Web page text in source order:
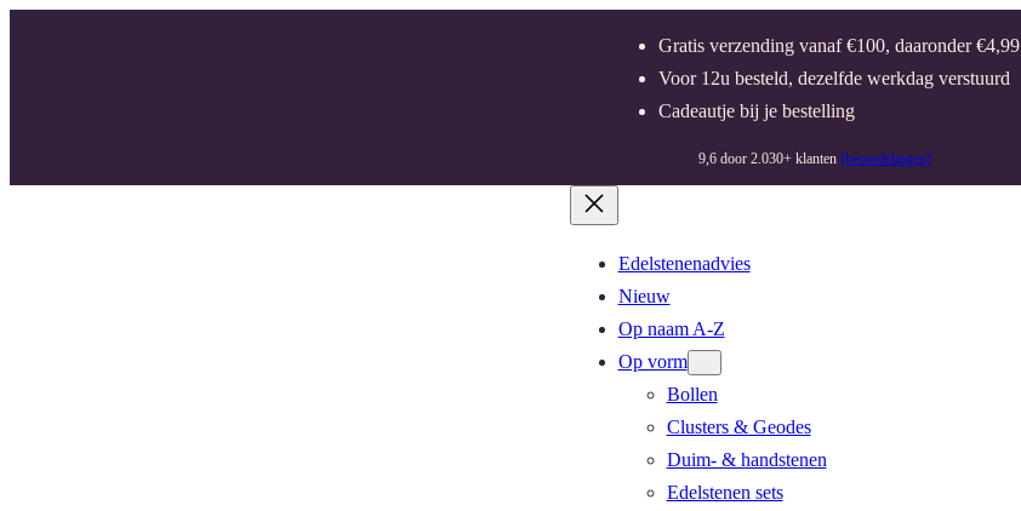
Gratis verzending vanaf €100, daaronder €4,99
Voor 12u besteld, dezelfde werkdag verstuurd
Cadeautje bij je bestelling
9,6 door 2.030+ klanten (beoordelingen)
Edelstenenadvies
Nieuw
Op naam A-Z
Op vorm
Bollen
Clusters & Geodes
Duim- & handstenen
Edelstenen sets